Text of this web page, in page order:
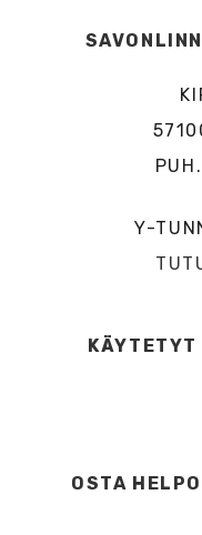
PUH.
Y-
KÄYTETYT
OSTA